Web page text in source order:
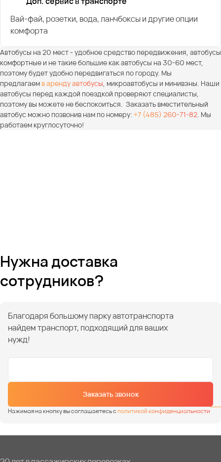
Вай-фай, розетки, вода, ланчбоксы и другие опции
комфорта
Автобусы на 20 мест - удобное средство передвижения, автобусы
комфортные и не такие большие как автобусы на 30-60 мест,
поэтому будет удобно передвигаться по городу. Мы
предлагаем в аренду автобусы , микроавтобусы и минивэны. Наши
автобусы перед каждой поездкой проверяют специалисты,
поэтому вы можете не беспокоиться. Заказать вместительный
автобус можно позвонив нам по номеру: +7 (485) 260-71-82 . Мы
работаем круглосуточно!
Нужна доставка
сотрудников?
Благодаря большому парку автотранспорта
найдем транспорт, подходящий для ваших
нужд!
Заказать звонок
Нажимая на кнопку вы соглашаетесь сполитикой конфиденциальности